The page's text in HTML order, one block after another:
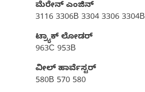
ಮೆರೇನ್ ಎಂಜಿನ್
3116 3306B 3304 3306 3304B
ಟ್ರ್ಯಾಕ್ ಲೋಡರ್
963C 953B
ವೀಲ್ ಹಾರ್ವೆಸ್ಟರ್
580B 570 580